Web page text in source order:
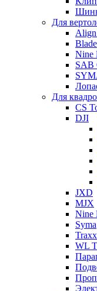
Для
Blade
Nine
SAB
Для
CS
DJI
JXD
MJX
Nine
Syma
WL